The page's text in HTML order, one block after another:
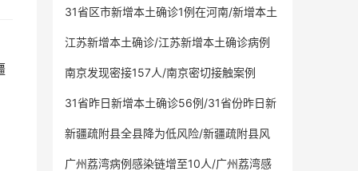
31省区市新增本土确诊1例在河南/新增本土
江苏新增本土确诊/江苏新增本土确诊病例
南京发现密接157人/南京密切接触案例
31省昨日新增本土确诊56例/31省份昨日新
新疆疏附县全县降为低风险/新疆疏附县风
广州荔湾病例感染链增至10人/广州荔湾感